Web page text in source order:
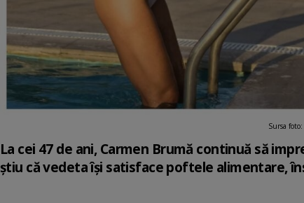
Sursa
La cei 47 de ani, Carmen Brumă continuă să
știu că vedeta își satisface poftele alimentare,